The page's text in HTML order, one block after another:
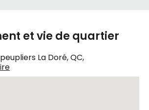
et vie de quartier
La Doré, QC,